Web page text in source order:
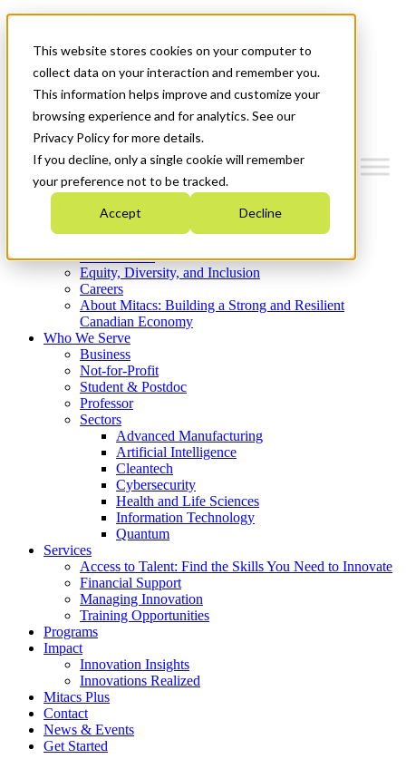
This website stores cookies on your computer to
collect data on your interaction and remember you.
This information helps improve and customize your
browsing experience and for analytics. See our
Privacy Policy for more details.
If you decline, only a single cookie will remember
your preference not to be tracked.
Accept Decline
News & Events
Get Started
Menu
Who We Are
Strategic Plan 2026-2030
What We Do
Equity, Diversity, and Inclusion
Careers
About Mitacs: Building a Strong and Resilient
Canadian Economy
Who We Serve
Business
Not-for-Profit
Student & Postdoc
Professor
Sectors
Advanced Manufacturing
Artificial Intelligence
Cleantech
Cybersecurity
Health and Life Sciences
Information Technology
Quantum
Services
Access to Talent: Find the Skills You Need to Innovate
Financial Support
Managing Innovation
Training Opportunities
Programs
Impact
Innovation Insights
Innovations Realized
Mitacs Plus
Contact
News & Events
Get Started